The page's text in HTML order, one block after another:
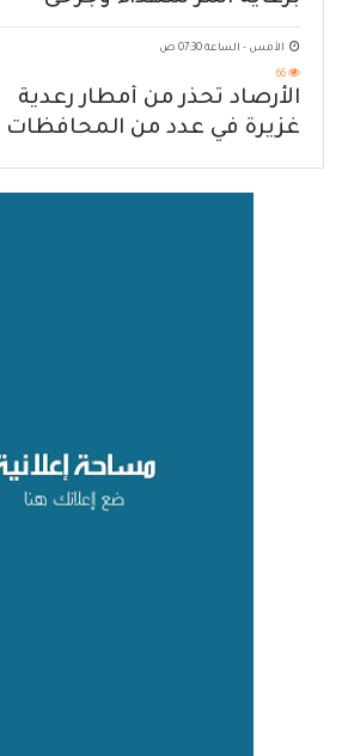
الهجوم الإرهابي الحوثي والرد
الحازم على مصدر التهديد
الأمس - الساعة 07:30 ص
66
الأرصاد تحذّر من أمطار رعدية
غزيرة في عدد من المحافظات